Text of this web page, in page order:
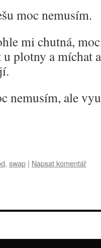
moc nemusím.
mi chutná,
plotny a míchat
nemusím, ale
, swap | Napsat komentář